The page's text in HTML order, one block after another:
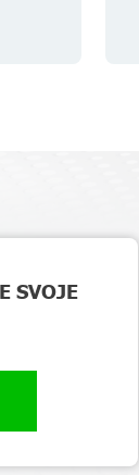
SVOJE